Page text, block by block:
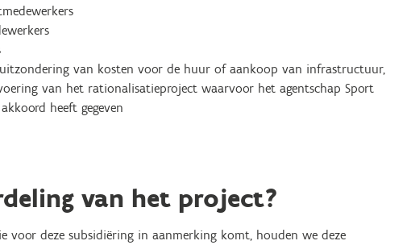
van kosten voor de huur of aankoop van infrastructuur,
van het rationalisatieproject waarvoor het agentschap Sport
heeft gegeven
van het project?
voor deze subsidiëring in aanmerking komt, houden we deze